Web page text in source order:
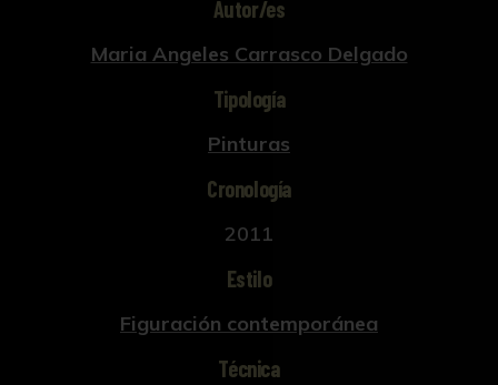
Autor/es
Maria Angeles Carrasco Delgado
Tipología
Pinturas
Cronología
2011
Estilo
Figuración contemporánea
Técnica